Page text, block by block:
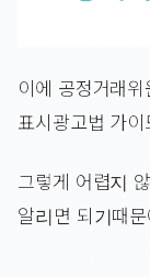
이에 공정거래
표시광고법 가
그렇게 어렵지
알리면 되기때